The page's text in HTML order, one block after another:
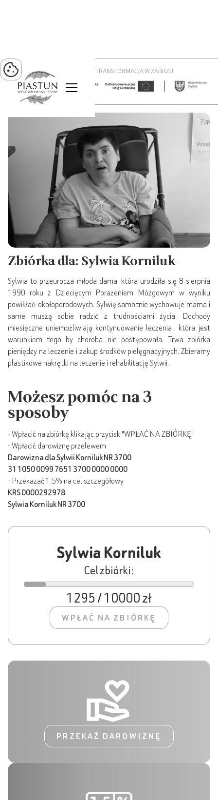
PROJEKT ZIELONA TRANSFORMACJA W ZABRZU
Zbiórka dla: Sylwia Korniluk
Sylwia to przeurocza młoda dama, która urodziła się 8 sierpnia
1990 roku z Dziecięcym Porażeniem Mózgowym w wyniku
powikłań okołoporodowych. Sylwię samotnie wychowuje mama i
same muszą sobie radzić z trudnościami życia. Dochody
miesięczne uniemożliwiają kontynuowanie leczenia , która jest
warunkiem tego by choroba nie postępowała. Trwa zbiórka
pieniędzy na leczenie i zakup środków pielęgnacyjnych. Zbieramy
plastikowe nakrętki na leczenie i rehabilitację Sylwii.
Możesz pomóc na 3
sposoby
- Wpłacić na zbiórkę klikając przycisk "WPŁAĆ NA ZBIÓRKĘ"
- Wpłacić darowiznę przelewem
Darowizna dla Sylwii Korniluk NR 3700
31 1050 0099 7651 3700 0000 0000
- Przekazać 1,5% na cel szczegółowy
KRS 0000292978
Sylwia Korniluk NR 3700
Sylwia Korniluk
Cel zbiórki:
1295 / 10000 zł
WPŁAĆ NA ZBIÓRKĘ
PRZEKAŻ DAROWIZNĘ